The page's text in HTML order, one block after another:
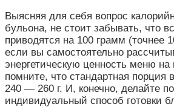
Выясняя для себя вопрос
бульона, не стоит забывать, что
приводятся на 100 грамм (точнее
если вы самостоятельно
энергетическую ценность меню
помните, что стандартная порция
240 — 260 г. И, конечно, делайте
индивидуальный способ готовки